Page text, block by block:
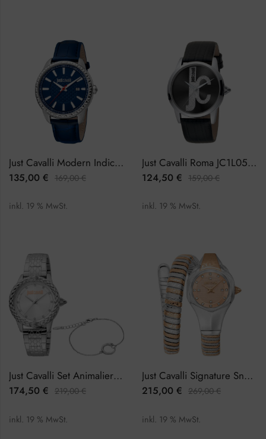
Just Cavalli Modern Indici JC1G176L0125 Herrenuhr
135,00 € 169,00€
inkl. 19 % MwSt.
Just Cavalli Roma JC1L055L0015 Damenuhr
124,50 € 159,00€
inkl. 19 % MwSt.
Just Cavalli Set Animalier JC1L144M0045 Damenuhr
174,50 € 219,00€
inkl. 19 % MwSt.
Just Cavalli Signature Snake Amalfi JC1L270M0065 Damenuhr
215,00 € 269,00€
inkl. 19 % MwSt.